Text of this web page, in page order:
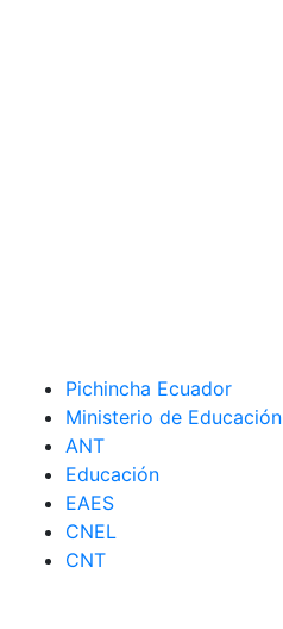
Pichincha Ecuador
Ministerio de Educación
ANT
Educación
EAES
CNEL
CNT